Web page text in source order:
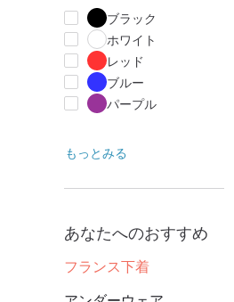
ブラック
ホワイト
レッド
ブルー
パープル
もっとみる
あなたへのおすすめ
フランス下着